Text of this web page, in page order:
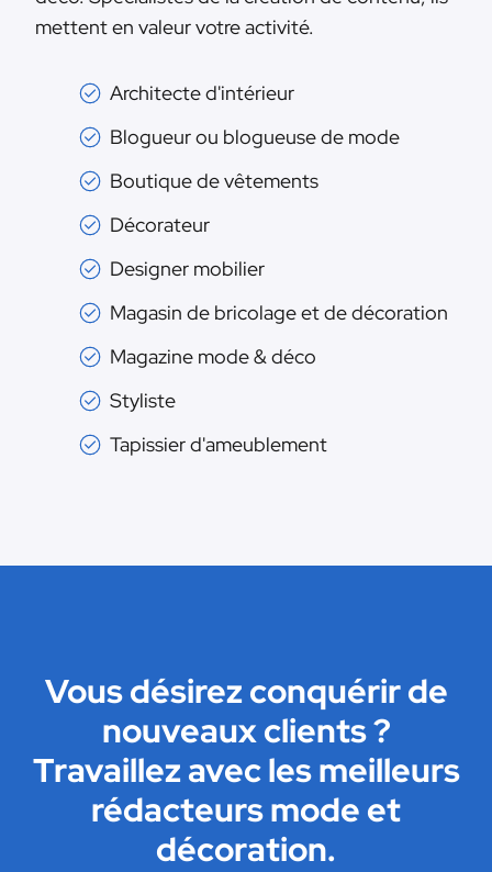
mettent en valeur votre activité.
Architecte d'intérieur
Blogueur ou blogueuse de mode
Boutique de vêtements
Décorateur
Designer mobilier
Magasin de bricolage et de décoration
Magazine mode & déco
Styliste
Tapissier d'ameublement
Vous désirez conquérir de
nouveaux clients ?
Travaillez avec les meilleurs
rédacteurs mode et
décoration.